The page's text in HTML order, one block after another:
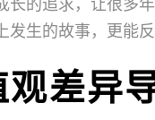
发生的故事，更能
观差异